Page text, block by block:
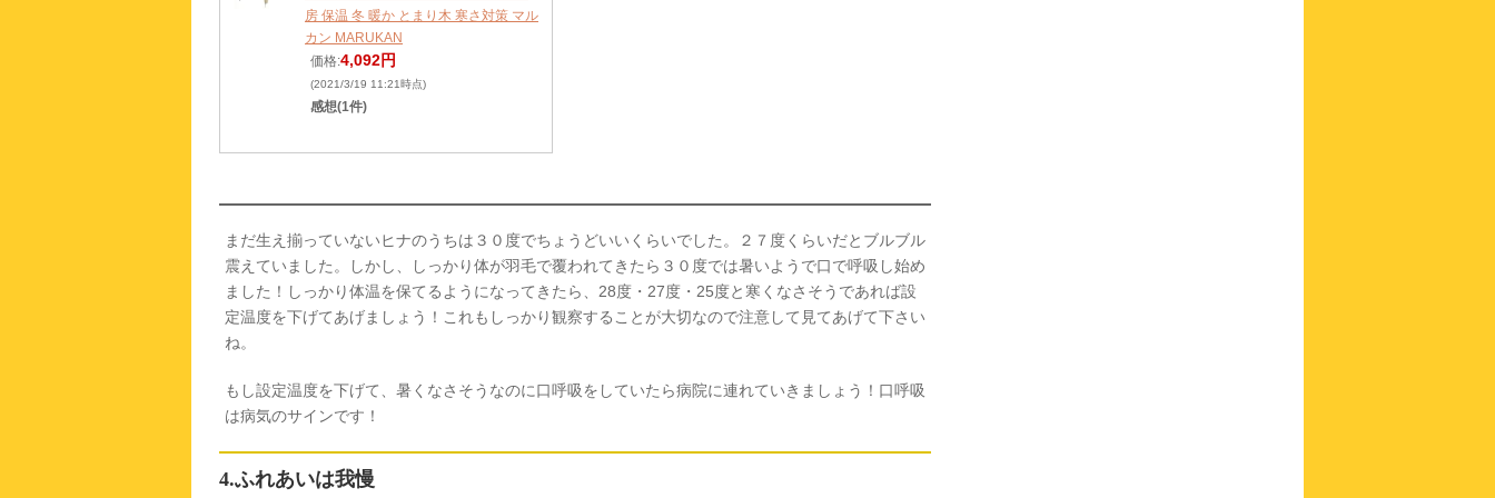
房 保温 冬 暖か とまり木 寒さ対策 マル
カン MARUKAN
価格:4,092円
(2021/3/19 11:21時点)
感想(1件)
まだ生え揃っていないヒナのうちは３０度でちょうどいいくらいでした。２７度くらいだとブルブル
震えていました。しかし、しっかり体が羽毛で覆われてきたら３０度では暑いようで口で呼吸し始め
ました！しっかり体温を保てるようになってきたら、28度・27度・25度と寒くなさそうであれば設
定温度を下げてあげましょう！これもしっかり観察することが大切なので注意して見てあげて下さい
ね。
もし設定温度を下げて、暑くなさそうなのに口呼吸をしていたら病院に連れていきましょう！口呼吸
は病気のサインです！
4.ふれあいは我慢